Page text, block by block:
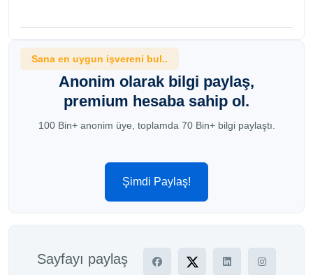
Sana en uygun işvereni bul..
Anonim olarak bilgi paylaş,
premium hesaba sahip ol.
100 Bin+ anonim üye, toplamda 70 Bin+ bilgi paylaştı.
Şimdi Paylaş!
Sayfayı paylaş